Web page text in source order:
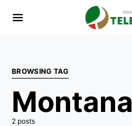
BROWSING TAG
Montana
2 posts